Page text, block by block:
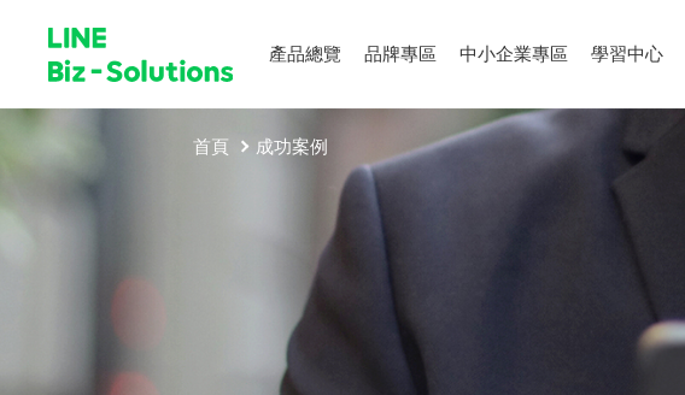
產品總覽 品牌專區 中小企業專區 學習中心
首頁 成功案例